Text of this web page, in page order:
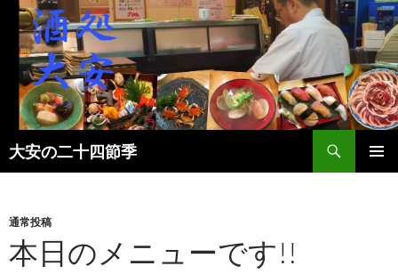
大安の二十四節季
検
索
ン
へ
通常投稿
本日のメニューです!!